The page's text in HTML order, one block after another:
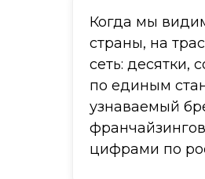
Когда мы
страны, на
сеть: десятки,
по единым
узнаваемый
цифрами по